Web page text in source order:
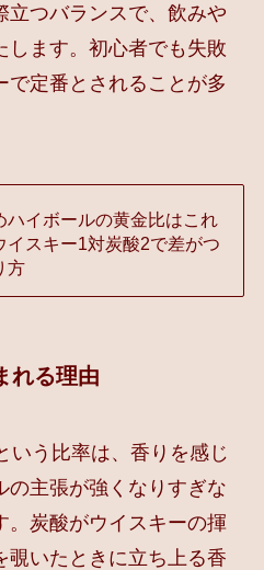
立つバランスで、飲みや
します。初心者でも失敗
で定番とされることが多
ハイボールの黄金比はこれ
イスキー1対炭酸2で差がつ
方
れる理由
いう比率は、香りを感じ
の主張が強くなりすぎな
。炭酸がウイスキーの揮
覗いたときに立ち上る香